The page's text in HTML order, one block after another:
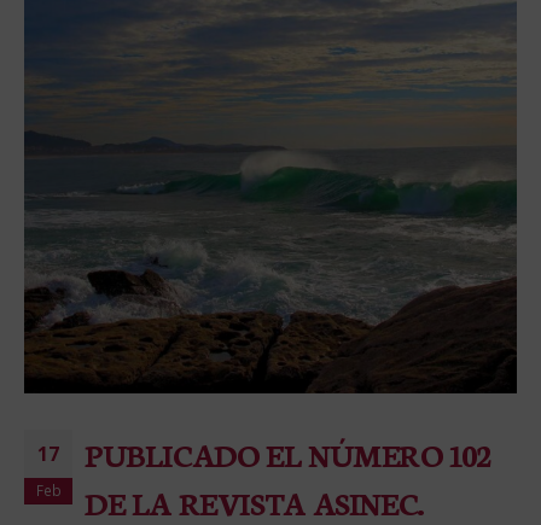
17
Feb
PUBLICADO EL NÚMERO 102
DE LA REVISTA ASINEC.